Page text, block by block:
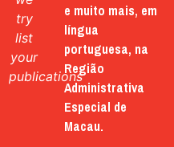
try
list
your
publications
e muito mais, em
língua
portuguesa, na
Região
Administrativa
Especial de
Macau.